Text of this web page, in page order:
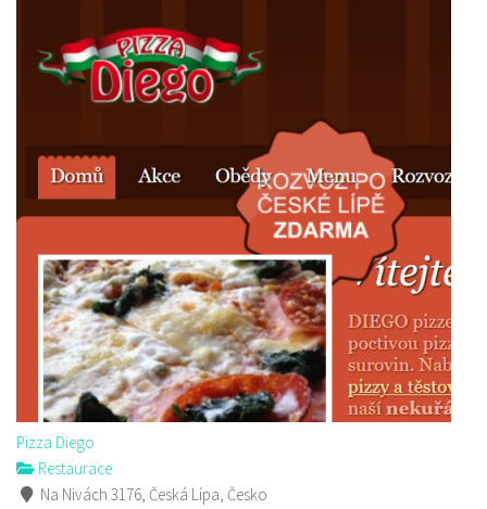
Pizza Diego
Restaurace
Na Nivách 3176, Česká Lípa, Česko